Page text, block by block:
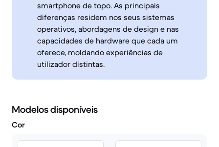
smartphone de topo. As principais
diferenças residem nos seus sistemas
operativos, abordagens de design e nas
capacidades de hardware que cada um
oferece, moldando experiências de
utilizador distintas.
Modelos disponíveis
Cor